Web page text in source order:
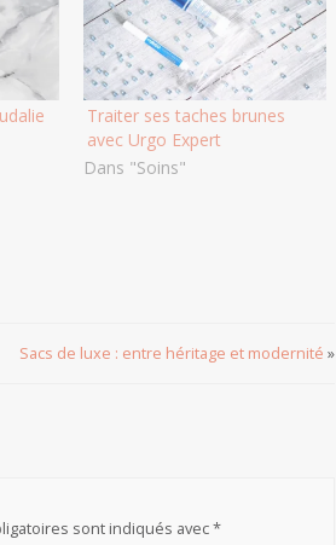
Traiter ses taches brunes
avec Urgo Expert
Dans "Soins"
Sacs de luxe : entre héritage et modernité »
sont indiqués avec*